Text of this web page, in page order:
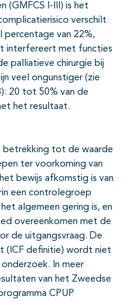
(GMFCS I-III) is het
verschilt
percentage van 22%,
interfereert met functies
palliatieve chirurgie bij
veel ongunstiger (zie
20 tot 50% van de
het resultaat.
betrekking tot de waarde
ter voorkoming van
bewijs afkomstig is van
een controlegroep
algemeen gering is, en
overeenkomen met de
de uitgangsvraag. De
(ICF definitie) wordt niet
In meer
van het Zweedse
CPUP